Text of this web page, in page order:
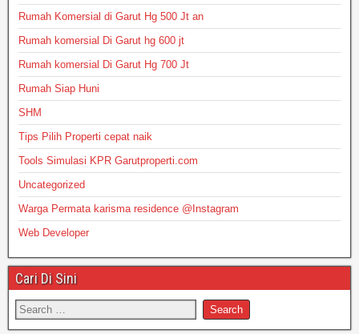
Rumah Komersial di Garut Hg 500 Jt an
Rumah komersial Di Garut hg 600 jt
Rumah komersial Di Garut Hg 700 Jt
Rumah Siap Huni
SHM
Tips Pilih Properti cepat naik
Tools Simulasi KPR Garutproperti.com
Uncategorized
Warga Permata karisma residence @Instagram
Web Developer
Cari Di Sini